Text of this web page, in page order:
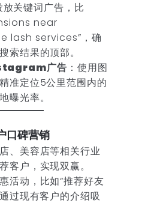
放关键词广告，比
near
lash services”，确
索结果的顶部。
广告 ：使用图
准定位5公里范围内的
曝光率。
口碑营销
、美容店等相关行业
客户，实现双赢。
活动，比如“推荐好友
过现有客户的介绍吸